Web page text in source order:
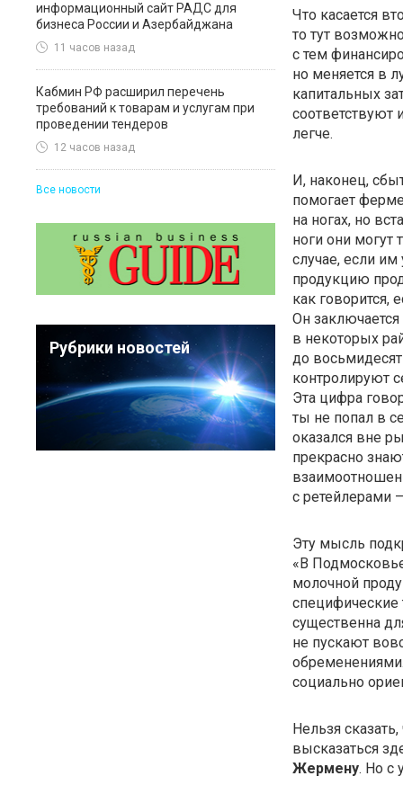
информационный сайт РАДС для
бизнеса России и Азербайджана
11 часов назад
Кабмин РФ расширил перечень
требований к товарам и услугам при
проведении тендеров
12 часов назад
Все новости
Рубрики новостей
Что касается
то тут
с тем
но меняется в
капитальных
легче.
И, наконец,
помогает
на ногах, но
ноги они могут
случае, если им
продукцию
как говорится,
Он заключается
в некоторых
до
контролируют
Эта цифра
ты не попал в
оказался вне
прекрасно
с ретейлерами
Эту мысль
«В
молочной
специфические
существенна
не пускают
социально
Нельзя
высказаться
Жермену. Но с